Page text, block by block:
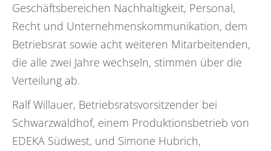
Geschäftsbereichen Nachhaltigkeit, Personal,
Recht und Unternehmenskommunikation, dem
Betriebsrat sowie acht weiteren Mitarbeitenden,
die alle zwei Jahre wechseln, stimmen über die
Verteilung ab.
Ralf Willauer, Betriebsratsvorsitzender bei
Schwarzwaldhof, einem Produktionsbetrieb von
EDEKA Südwest, und Simone Hubrich,